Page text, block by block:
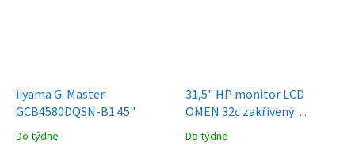
iiyama G-Master
GCB4580DQSN-B1 45"
Do týdne
31,5" HP monitor LCD
OMEN 32c zakřivený
(780K6AA)
Do týdne